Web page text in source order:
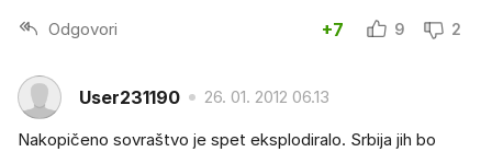
Odgovori +7 9 2
User231190 26. 01. 2012 06.13
Nakopičeno sovraštvo je spet eksplodiralo. Srbija jih bo